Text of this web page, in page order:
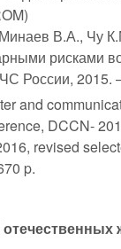
В.А., Чу
рисками
России, 2015.
and
DCCN-
revised
p.